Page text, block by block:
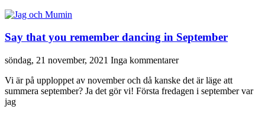
Say that you remember dancing in September
söndag, 21 november, 2021 Inga kommentarer
Vi är på upploppet av november och då kanske det är läge att
summera september? Ja det gör vi! Första fredagen i september var
jag